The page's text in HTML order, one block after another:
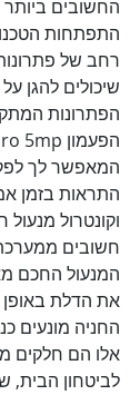
החשובים
התפתחות
רחב של
שיכולים להגן
הפתרונות
המאפשר לך
התראות בזמן
וקונטרול
חשובים
המנעול החכם
את הדלת באופן
החניה מונעים
אלו הם חלקים
לביטחון הבית,